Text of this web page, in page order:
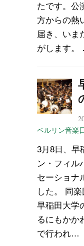
たです。公
方からの熱
届き、いま
がします。
ベルリン音楽
3月8日、早
ン・フィル
セーショナ
した。 同
早稲田大学
るにもかか
で行われ…